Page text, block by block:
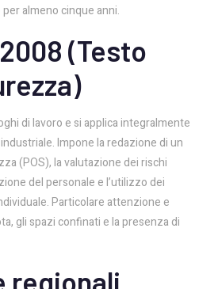
almeno cinque anni.
(Testo
di lavoro e si applica integralmente
Impone la redazione di un
(POS), la valutazione dei rischi
del personale e l’utilizzo dei
Particolare attenzione e
gli spazi confinati e la presenza di
regionali